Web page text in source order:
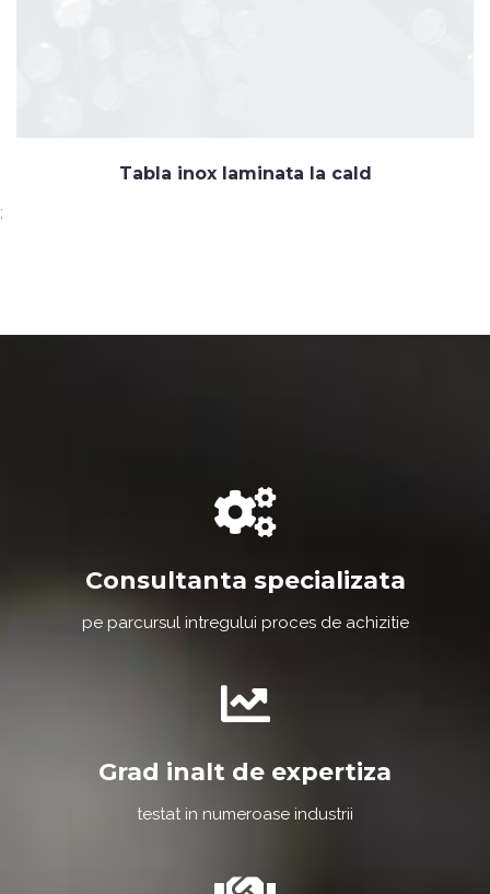
Tabla inox laminata la cald
;
Consultanta specializata
pe parcursul intregului proces de achizitie
Grad inalt de expertiza
testat in numeroase industrii